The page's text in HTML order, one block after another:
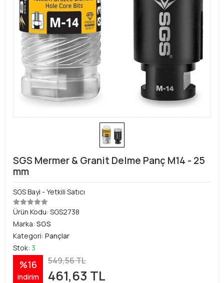
SGS Mermer & Granit Delme Panç M14 - 25
mm
SGS Bayi - Yetkili Satıcı
Ürün Kodu: SGS2738
Marka: SGS
Kategori: Pançlar
Stok: 3
%16
indirim
549,56 TL
461,63 TL